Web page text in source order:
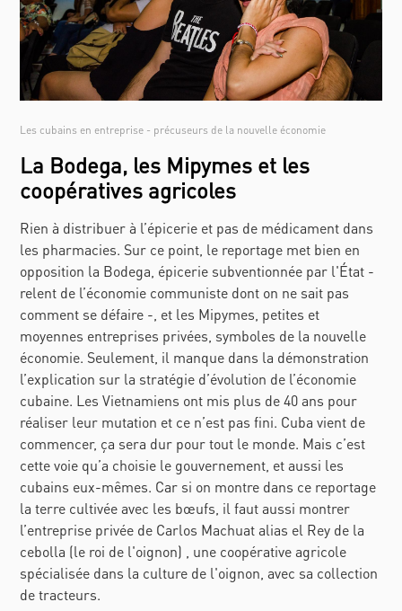
Les cubains en entreprise - précuseurs de la nouvelle économie
La Bodega, les Mipymes et les
coopératives agricoles
Rien à distribuer à l’épicerie et pas de médicament dans
les pharmacies. Sur ce point, le reportage met bien en
opposition la Bodega, épicerie subventionnée par l'État -
relent de l’économie communiste dont on ne sait pas
comment se défaire -, et les Mipymes, petites et
moyennes entreprises privées, symboles de la nouvelle
économie. Seulement, il manque dans la démonstration
l’explication sur la stratégie d’évolution de l’économie
cubaine. Les Vietnamiens ont mis plus de 40 ans pour
réaliser leur mutation et ce n’est pas fini. Cuba vient de
commencer, ça sera dur pour tout le monde. Mais c’est
cette voie qu’a choisie le gouvernement, et aussi les
cubains eux-mêmes. Car si on montre dans ce reportage
la terre cultivée avec les bœufs, il faut aussi montrer
l’entreprise privée de Carlos Machuat alias el Rey de la
cebolla (le roi de l'oignon) , une coopérative agricole
spécialisée dans la culture de l'oignon, avec sa collection
de tracteurs.